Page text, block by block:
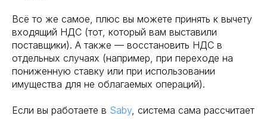
Всё то же самое, плюс вы можете принять к вычету
входящий НДС (тот, который вам выставили
поставщики). А также — восстановить НДС в
отдельных случаях (например, при переходе на
пониженную ставку или при использовании
имущества для не облагаемых операций).
Если вы работаете в Saby, система сама рассчитает